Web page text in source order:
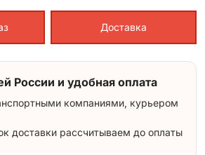
Доставка
России и удобная оплата
компаниями, курьером
доставки рассчитываем до оплаты